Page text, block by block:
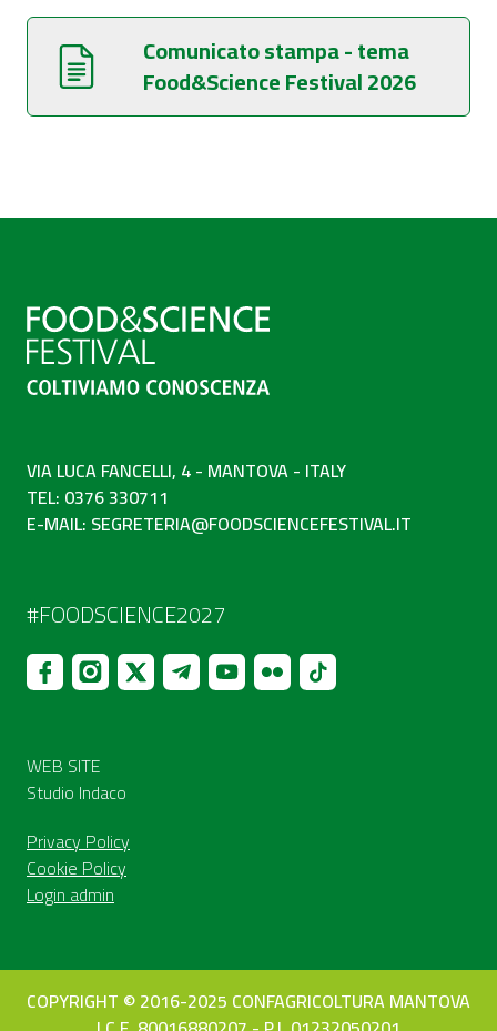
Comunicato stampa - tema
Food&Science Festival 2026
VIA LUCA FANCELLI, 4 - MANTOVA - ITALY
TEL: 0376 330711
E-MAIL: SEGRETERIA@FOODSCIENCEFESTIVAL.IT
#FOODSCIENCE2027
WEB SITE
Studio Indaco
Privacy Policy
Cookie Policy
Login admin
COPYRIGHT © 2016-2025 CONFAGRICOLTURA MANTOVA